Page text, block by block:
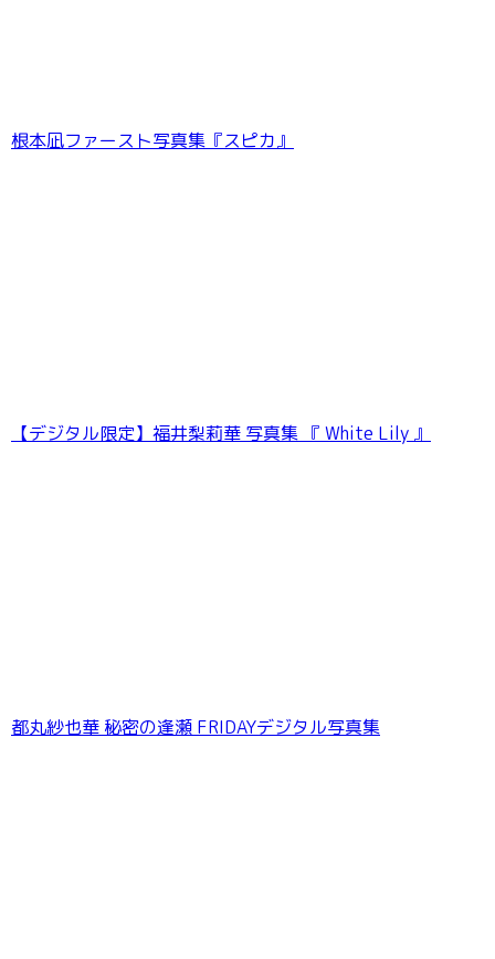
谷夢花 【140P完全版】NEXT推しガール！ 1〜
4 ヤンマガデジタル写真集
根本凪ファースト写真集『スピカ』
【デジタル限定】福井梨莉華 写真集 『 White Lily 』
都丸紗也華 秘密の逢瀬 FRIDAYデジタル写真集